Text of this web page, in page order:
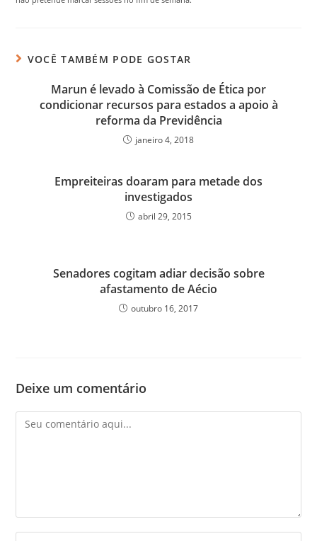
VOCÊ TAMBÉM PODE GOSTAR
Marun é levado à Comissão de Ética por
condicionar recursos para estados a apoio à
reforma da Previdência
janeiro 4, 2018
Empreiteiras doaram para metade dos
investigados
abril 29, 2015
Senadores cogitam adiar decisão sobre
afastamento de Aécio
outubro 16, 2017
Deixe um comentário